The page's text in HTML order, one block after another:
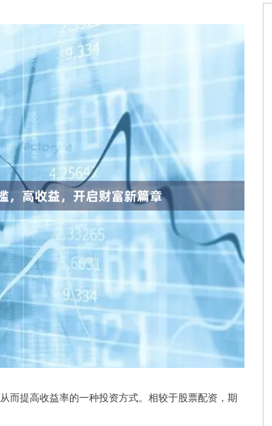
而提高收益率的一种投资方式。相较于股票配资，期